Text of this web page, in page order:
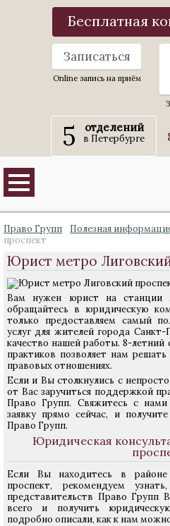
Бесплатная
Записаться
Online запись на приём
5 отделений
в Петербурге
Право Групп Полезная
проспект
Юрист метро
Вам нужен юрист на станции
обращайтесь в юридическую
только предоставляем самый
услуг для жителей города
качество нашей работы. 8-
практиков позволяет нам
правовых отношениях.
Если и Вы столкнулись с
от Вас заручиться поддержкой
Право Групп. Свяжитесь с нами
заявку прямо сейчас, и
Право Групп.
Юридическая
Если Вы находитесь в
проспект, рекомендуем
представительств Право Групп
всего и получить
подробно описали, как к нам